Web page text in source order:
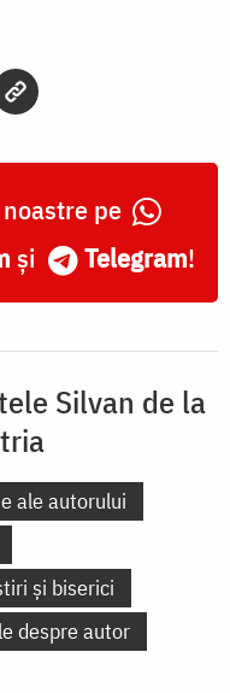
pe
și Telegram!
Silvan de la
ale autorului
și biserici
despre autor